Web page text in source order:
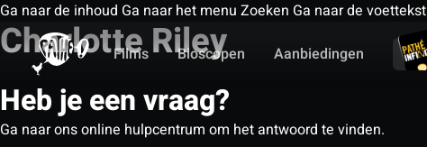
Ga naar de inhoud Ga naar het menu Zoeken Ga naar de voettekst
Films
Bioscopen Aanbiedingen
Charlotte Riley
Heb je een vraag?
Ga naar ons online hulpcentrum om het antwoord te vinden.